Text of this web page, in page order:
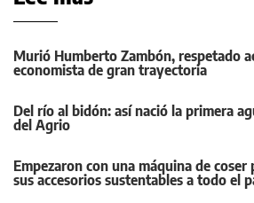
Murió Humberto Zambón, respetado
economista de gran trayectoria
Del río al bidón: así nació la primera
del Agrio
Empezaron con una máquina de
sus accesorios sustentables a todo el